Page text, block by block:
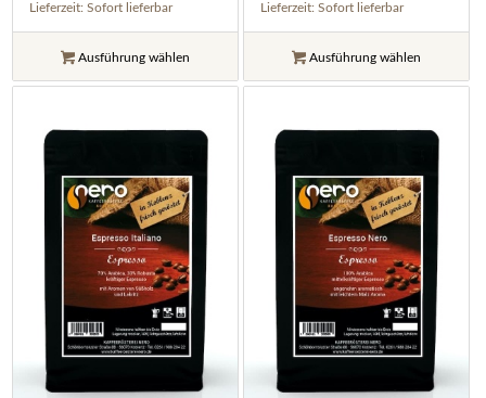
Lieferzeit:Sofort lieferbar
Ausführung wählen
Lieferzeit: Sofort lieferbar
Ausführung wählen